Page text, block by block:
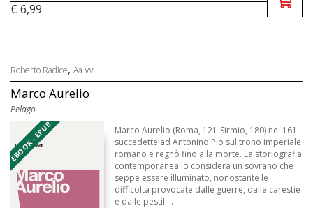
€ 6,99
Roberto Radice, Aa.Vv.
Marco Aurelio
Pelago
EBOOK - EPUB
Marco Aurelio (Roma, 121-Sirmio, 180) nel 161
succedette ad Antonino Pio sul trono imperiale
romano e regnò fino alla morte. La storiografia
contemporanea lo considera un sovrano che
seppe essere illuminato, nonostante le
difficoltà provocate dalle guerre, dalle carestie
e dalle pestil ...